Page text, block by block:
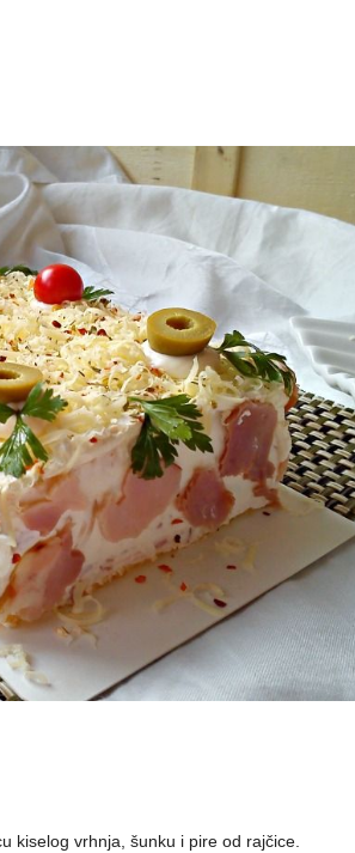
kiselog vrhnja, šunku i pire od rajčice.